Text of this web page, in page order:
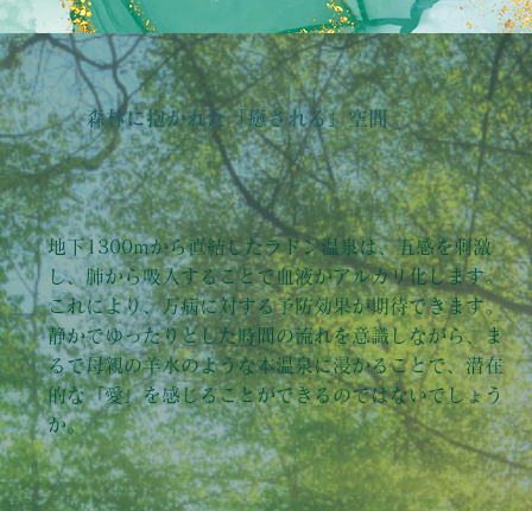
森林に抱かれた「癒される」空間
地下1300mから直結したラドン温泉は、五感を刺激
し、肺から吸入することで血液がアルカリ化します。
これにより、万病に対する予防効果が期待できます。
静かでゆったりとした時間の流れを意識しながら、ま
るで母親の羊水のような本温泉に浸かることで、潜在
的な「愛」を感じることができるのではないでしょう
か。